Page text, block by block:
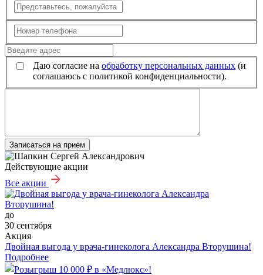
Даю согласие на обработку персональных данных (и
соглашаюсь с политикой конфиденциальности).
Записаться на прием
Действующие акции
Все акции
до
30 сентября
Акция
Двойная выгода у врача‑гинеколога Александра Вторушина!
Подробнее